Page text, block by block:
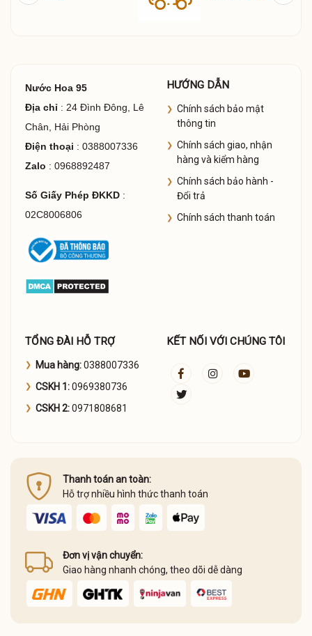
Nước Hoa 95
Địa chỉ : 24 Đình Đông, Lê
Chân, Hải Phòng
Điện thoại : 0388007336
Zalo : 0968892487
Số Giấy Phép ĐKKD:
02C8006806
HƯỚNG DẪN
Chính sách bảo mật
thông tin
Chính sách giao, nhận
hàng và kiểm hàng
Chính sách bảo hành -
Đổi trả
Chính sách thanh toán
TỔNG ĐÀI HỖ TRỢ
Mua hàng:0388007336
CSKH 1:0969380736
CSKH 2:0971808681
KẾT NỐI VỚI CHÚNG TÔI
Thanh toán an toàn:
Hỗ trợ nhiều hình thức thanh toán
Đơn vị vận chuyển:
Giao hàng nhanh chóng, theo dõi dễ dàng